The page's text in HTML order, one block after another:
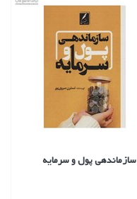
سازماندهي پول و سرمايه